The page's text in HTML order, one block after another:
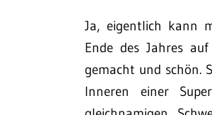
Ja, eigentlich kann
Ende des Jahres
gemacht und schön.
Inneren einer